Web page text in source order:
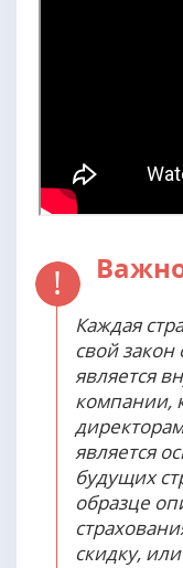
Каждая
свой
является
компании,
является
будущих
образце
скидку,